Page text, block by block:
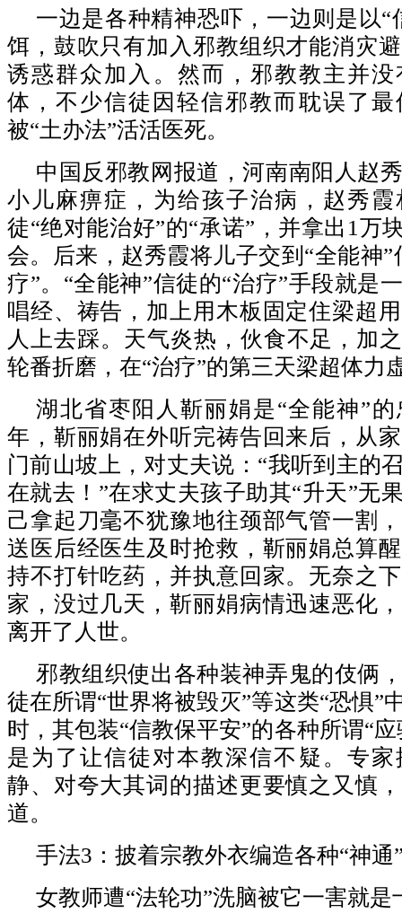
一边是各种精神恐吓，一边则是以“
饵，鼓吹只有加入邪教组织才能消灾
诱惑群众加入。然而，邪教教主并没
体，不少信徒因轻信邪教而耽误了
被“土办法”活活医死。
中国反邪教网报道，河南南阳人赵
小儿麻痹症，为给孩子治病，赵秀霞
徒“绝对能治好”的“承诺”，并拿出1万
会。后来，赵秀霞将儿子交到“全能神”
疗”。“全能神”信徒的“治疗”手段就是
唱经、祷告，加上用木板固定住梁超
人上去踩。天气炎热，伙食不足，加
轮番折磨，在“治疗”的第三天梁超体力
湖北省枣阳人靳丽娟是“全能神”的
年，靳丽娟在外听完祷告回来后，从
门前山坡上，对丈夫说：“我听到主的
在就去！”在求丈夫孩子助其“升天”无
己拿起刀毫不犹豫地往颈部气管一割
送医后经医生及时抢救，靳丽娟总算
持不打针吃药，并执意回家。无奈之
家，没过几天，靳丽娟病情迅速恶化
离开了人世。
邪教组织使出各种装神弄鬼的伎俩
徒在所谓“世界将被毁灭”等这类“恐惧”
时，其包装“信教保平安”的各种所谓“
是为了让信徒对本教深信不疑。专
静、对夸大其词的描述更要慎之又慎
道。
手法3：披着宗教外衣编造各种“神通
女教师遭“法轮功”洗脑被它一害就是